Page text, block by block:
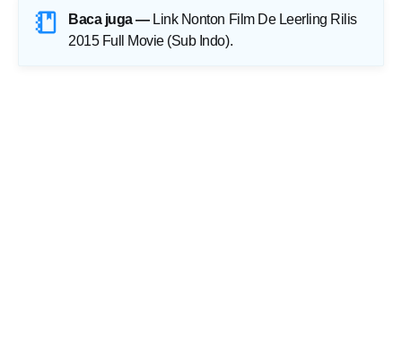
Baca juga — Link Nonton Film De Leerling Rilis
2015 Full Movie (Sub Indo).